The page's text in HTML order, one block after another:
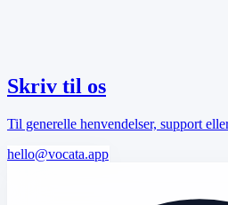
Skriv til os
Til generelle henvendelser, support
hello@vocata.app